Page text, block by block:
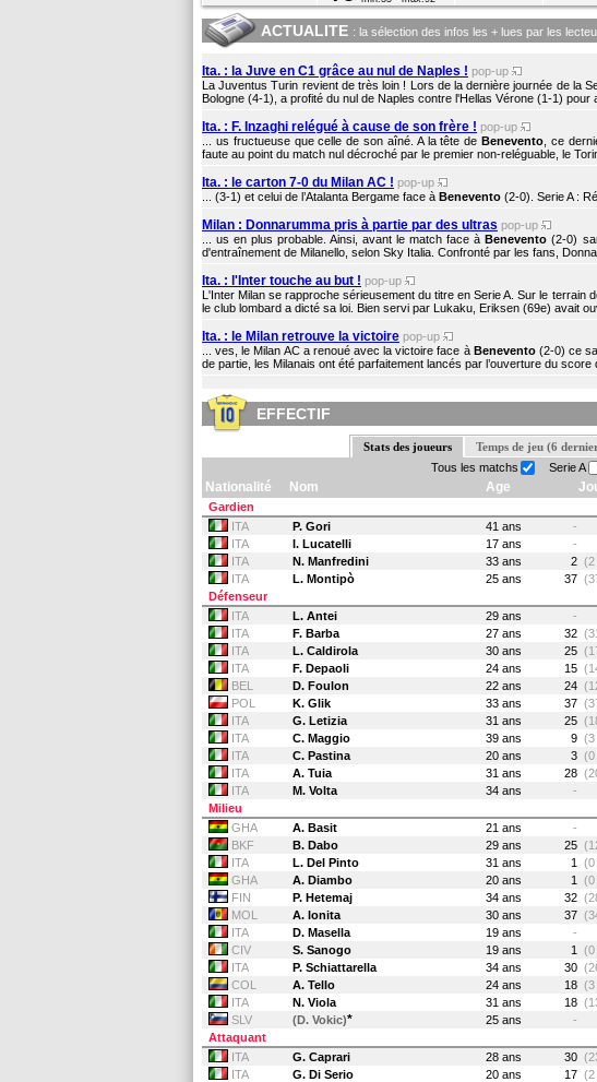
ACTUALITE : la sélection des infos les + lues par les
Ita. : la Juve en C1 grâce au nul de Naples ! pop-up
La Juventus Turin revient de très loin ! Lors de la dernière journée de la
Bologne (4-1), a profité du nul de Naples contre l'Hellas Vérone (1-1) pour
Ita. : F. Inzaghi relégué à cause de son frère ! pop-up
... us fructueuse que celle de son aîné. A la tête deBenevento , ce
faute au point du match nul décroché par le premier non-reléguable, le
Ita. : le carton 7-0 du Milan AC ! pop-up
... (3-1) et celui de l’Atalanta Bergame face à Benevento (2-0). Serie A :
Milan : Donnarumma pris à partie par des ultras pop-up
... us en plus probable. Ainsi, avant le match face àBenevento (2-0)
d'entraînement de Milanello, selon Sky Italia. Confronté par les fans,
Ita. : l'Inter touche au but ! pop-up
L'Inter Milan se rapproche sérieusement du titre en Serie A. Sur le terrain
le club lombard a dicté sa loi. Bien servi par Lukaku, Eriksen (69e) avait
Ita. : le Milan retrouve la victoire pop-up
... ves, le Milan AC a renoué avec la victoire face à Benevento(2-0) ce
de partie, les Milanais ont été parfaitement lancés par l’ouverture du score
EFFECTIF
Stats des joueurs Temps de jeu (6
Tous les matchs
Serie A
Nationalité Nom Age
Gardien
ITA
P. Gori 41 ans -
ITA
I. Lucatelli 17 ans -
ITA
N. Manfredini 33 ans 2 (2
ITA
L. Montipò 25 ans 37
Défenseur
ITA
L. Antei 29 ans -
ITA
F. Barba 27 ans 32
ITA
L. Caldirola 30 ans 25
ITA
F. Depaoli 24 ans 15
BEL
D. Foulon 22 ans 24
POL
K. Glik 33 ans 37
ITA
G. Letizia 31 ans 25
ITA
C. Maggio 39 ans 9 (3
ITA
C. Pastina 20 ans 3 (0
ITA
A. Tuia 31 ans 28
ITA
M. Volta 34 ans -
Milieu
GHA
A. Basit 21 ans -
BKF
B. Dabo 29 ans 25
ITA
L. Del Pinto 31 ans 1 (0
GHA
A. Diambo 20 ans 1 (0
FIN
P. Hetemaj 34 ans 32
MOL
A. Ionita 30 ans 37
ITA
D. Masella 19 ans -
CIV
S. Sanogo 19 ans 1 (0
ITA
P. Schiattarella 34 ans 30
COL
A. Tello 24 ans 18 (3
ITA
N. Viola 31 ans 18
SLV
(D. Vokic)* 25 ans -
Attaquant
ITA
G. Caprari 28 ans 30
ITA
G. Di Serio 20 ans 17 (2